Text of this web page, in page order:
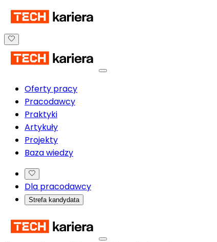
Oferty pracy
Pracodawcy
Praktyki
Artykuły
Projekty
Baza wiedzy
Dla pracodawcy
Strefa kandydata